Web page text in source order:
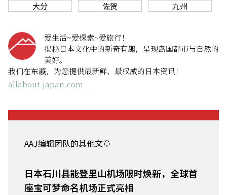
大分
佐贺 九州
爱生活~爱探索~爱旅行！
揭秘日本文化中的新奇有趣，呈现岛国都市与自然的
美好。
我们在东瀛，为您提供最新鲜、最权威的日本资讯！
allabout-japan.com
AAJ编辑团队的其他文章
日本石川县能登里山机场限时焕新，全球首
座宝可梦命名机场正式亮相